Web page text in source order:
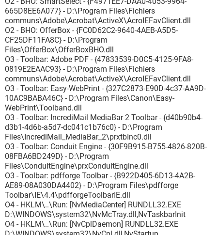
665D8EE6A077} - D:\Program Files\Fichiers
communs\Adobe\Acrobat\ActiveX\AcroIEFavClient.dll
O2 - BHO: OfferBox - {FC0D62C2-9640-4AEB-A5D5-
CF25DF11FA8C} - D:\Program
Files\OfferBox\OfferBoxBHO.dll
O3 - Toolbar: Adobe PDF - {47833539-D0C5-4125-9FA8-
0819E2EAAC93} - D:\Program Files\Fichiers
communs\Adobe\Acrobat\ActiveX\AcroIEFavClient.dll
O3 - Toolbar: Easy-WebPrint - {327C2873-E90D-4c37-AA9D-
10AC9BABA46C} - D:\Program Files\Canon\Easy-
WebPrint\Toolband.dll
O3 - Toolbar: IncrediMail MediaBar 2 Toolbar - {d40b90b4-
d3b1-4d6b-a5d7-dc041c1b76c0} - D:\Program
Files\IncrediMail_MediaBar_2\prxtbInc0.dll
O3 - Toolbar: Conduit Engine - {30F9B915-B755-4826-820B-
08FBA6BD249D} - D:\Program
Files\ConduitEngine\prxConduitEngine.dll
O3 - Toolbar: pdfforge Toolbar - {B922D405-6D13-4A2B-
AE89-08A030DA4402} - D:\Program Files\pdfforge
Toolbar\IE\4.4\pdfforgeToolbarIE.dll
O4 - HKLM\..\Run: [NvMediaCenter] RUNDLL32.EXE
D:\WINDOWS\system32\NvMcTray.dll,NvTaskbarInit
O4 - HKLM\..\Run: [NvCplDaemon] RUNDLL32.EXE